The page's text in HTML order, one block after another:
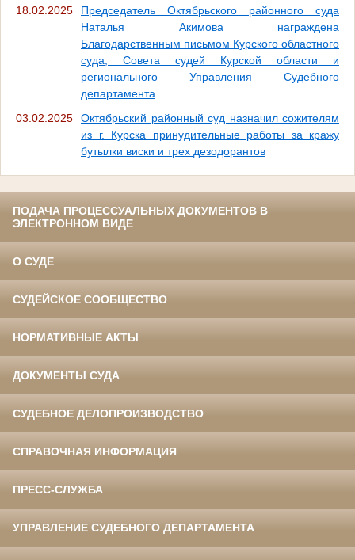
18.02.2025
Председатель Октябрьского районного суда
Наталья Акимова награждена
Благодарственным письмом Курского областного
суда, Совета судей Курской области и
регионального Управления Судебного
департамента
03.02.2025
Октябрьский районный суд назначил сожителям
из г. Курска принудительные работы за кражу
бутылки виски и трех дезодорантов
ПОДАЧА ПРОЦЕССУАЛЬНЫХ ДОКУМЕНТОВ В
ЭЛЕКТРОННОМ ВИДЕ
О СУДЕ
СУДЕЙСКОЕ СООБЩЕСТВО
НОРМАТИВНЫЕ АКТЫ
ДОКУМЕНТЫ СУДА
СУДЕБНОЕ ДЕЛОПРОИЗВОДСТВО
СПРАВОЧНАЯ ИНФОРМАЦИЯ
ПРЕСС-СЛУЖБА
УПРАВЛЕНИЕ СУДЕБНОГО ДЕПАРТАМЕНТА